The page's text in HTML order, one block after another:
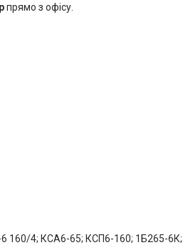
прямо з офісу.
160/4; КСА6-65; КСП6-160; 1Б265-6К;